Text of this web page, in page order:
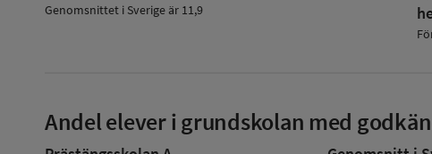
Genomsnittet i Sverige är 11,9
Andel elever i grundskolan med